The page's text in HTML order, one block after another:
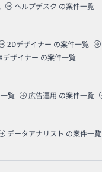
ヘルプデスク の案件一覧
2Dデザイナー の案件一覧
デザイナー の案件一覧
覧 広告運用 の案件一覧
データアナリスト の案件一覧